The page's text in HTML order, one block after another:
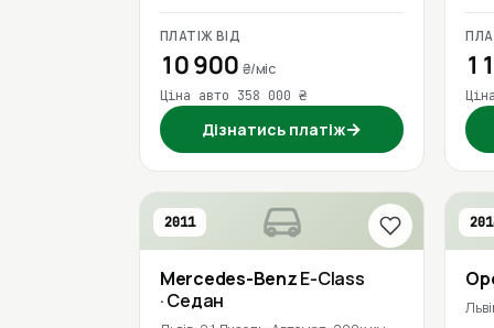
ПЛАТІЖ ВІД
10 900 ₴/міс
Ціна авто 358 000 ₴
Дізнатись платіж→
2011
Mercedes-BenzE-Class
· Седан